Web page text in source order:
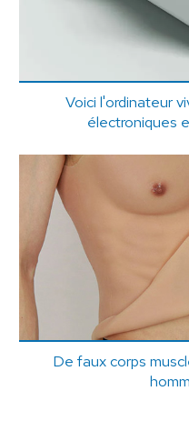
Voici l'ordinateur
électroniques
De faux corps